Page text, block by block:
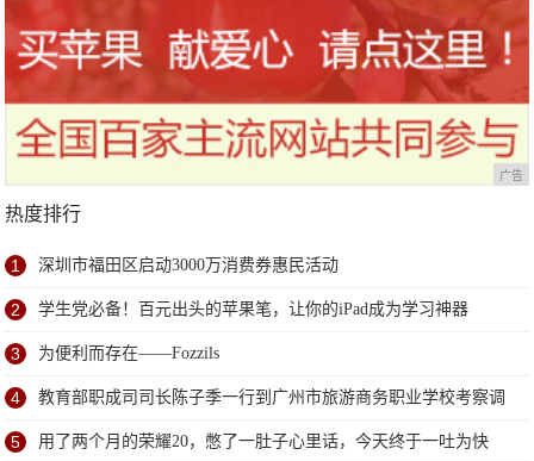
广告
热度排行
1 深圳市福田区启动3000万消费券惠民活动
2 学生党必备！百元出头的苹果笔，让你的iPad成为学习神器
3 为便利而存在——Fozzils
4 教育部职成司司长陈子季一行到广州市旅游商务职业学校考察调
研
5 用了两个月的荣耀20，憋了一肚子心里话，今天终于一吐为快